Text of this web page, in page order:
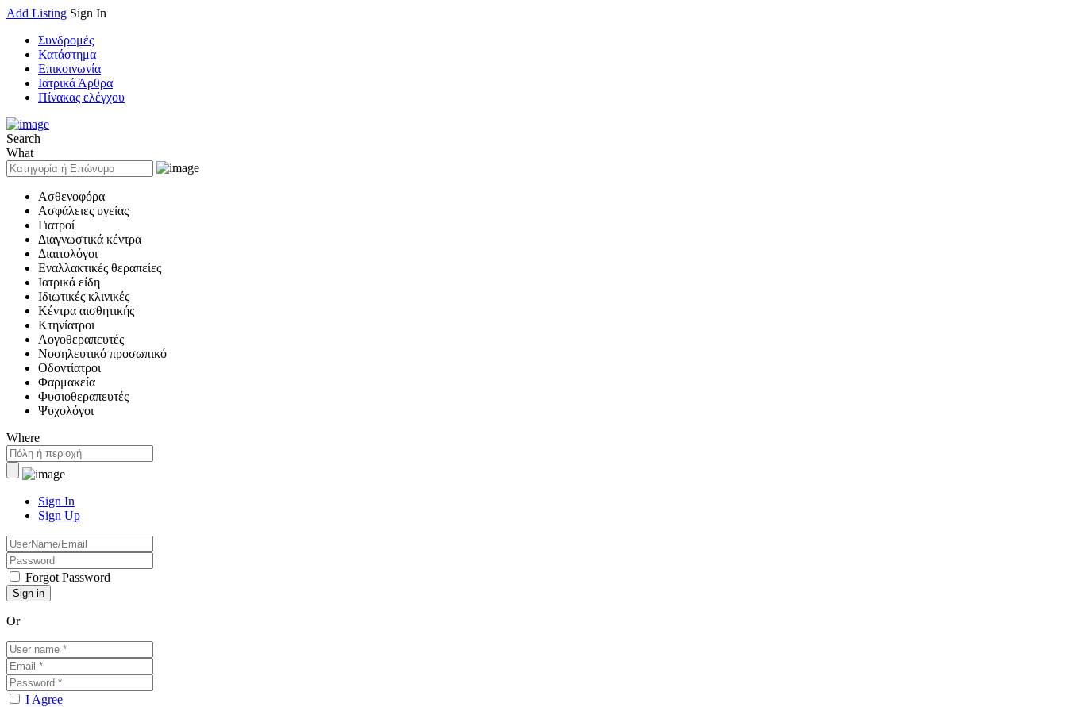
Add Listing Sign In
Συνδρομές
Κατάστημα
Επικοινωνία
Ιατρικά Άρθρα
Πίνακας ελέγχου
Search
What
Ασθενοφόρα
Ασφάλειες υγείας
Γιατροί
Διαγνωστικά κέντρα
Διαιτολόγοι
Εναλλακτικές θεραπείες
Ιατρικά είδη
Ιδιωτικές κλινικές
Κέντρα αισθητικής
Κτηνίατροι
Λογοθεραπευτές
Νοσηλευτικό προσωπικό
Οδοντίατροι
Φαρμακεία
Φυσιοθεραπευτές
Ψυχολόγοι
Where
Sign In
Sign Up
Forgot Password
Or
I Agree